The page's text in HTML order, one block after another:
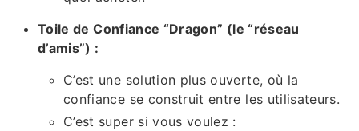
Toile de Confiance “Dragon” (le “réseau
d’amis”) :
C’est une solution plus ouverte, où la
confiance se construit entre les utilisateurs.
C’est super si vous voulez :